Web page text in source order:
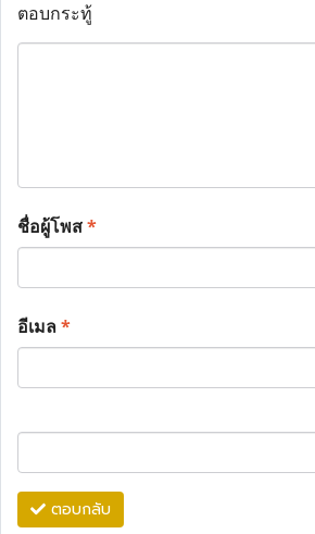
ตอบกระทู้
ชื่อผู้โพส*
อีเมล*
ตอบกลับ